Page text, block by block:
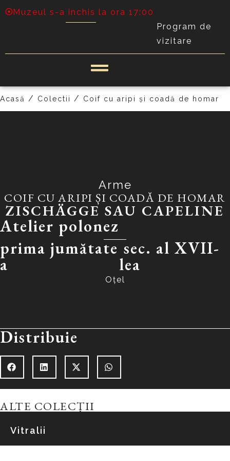
Muzeul s-a închis la ora 17:00
Program de
vizitare
Acasă / Colectii / Coif cu aripi și coadă de homar
Arme
COIF CU ARIPI ȘI COADĂ DE HOMAR
ZISCHÄGGE SAU CAPELINE
Atelier polonez
prima jumătate
a
sec. al XVII-
lea
Oțel
Distribuie
ALTE COLECȚII
Vitralii
Explorează colecția
PRECEDENT URMĂTOR